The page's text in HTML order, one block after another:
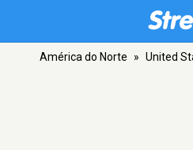
América do Norte » United